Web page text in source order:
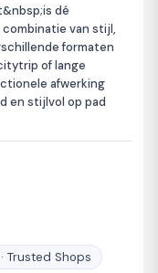
dé
van stijl,
formaten
of lange
afwerking
en stijlvol op pad
Trusted Shops